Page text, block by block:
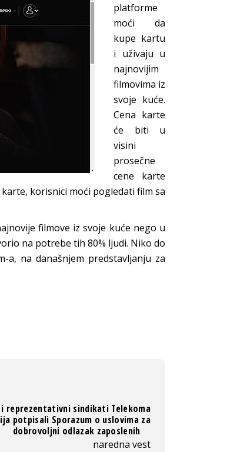
platforme
moći da
kupe kartu
i uživaju u
najnovijim
filmovima iz
svoje kuće.
Cena karte
će biti u
visini
prosečne
cene karte
korisnici moći pogledati film sa
filmove iz svoje kuće nego u
na potrebe tih 80% ljudi. Niko do
a, na današnjem predstavljanju za
i reprezentativni sindikati Telekoma
potpisali Sporazum o uslovima za
dobrovoljni odlazak zaposlenih
naredna vest